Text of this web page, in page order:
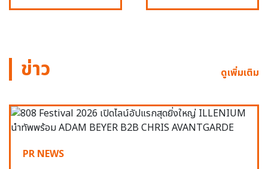
ข่าว ดูเพิ่มเติม
PR NEWS